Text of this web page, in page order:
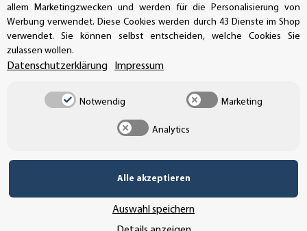
UNSER VERSANDDIENSTLEISTER
allem Marketingzwecken und werden für die Personalisierung von
Werbung verwendet. Diese Cookies werden durch 43 Dienste im Shop
verwendet. Sie können selbst entscheiden, welche Cookies Sie
zulassen wollen.
Datenschutzerklärung Impressum
Notwendig Marketing
Analytics
Alle akzeptieren
Auswahl speichern